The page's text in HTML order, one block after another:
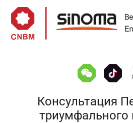
Консультация
триумфального